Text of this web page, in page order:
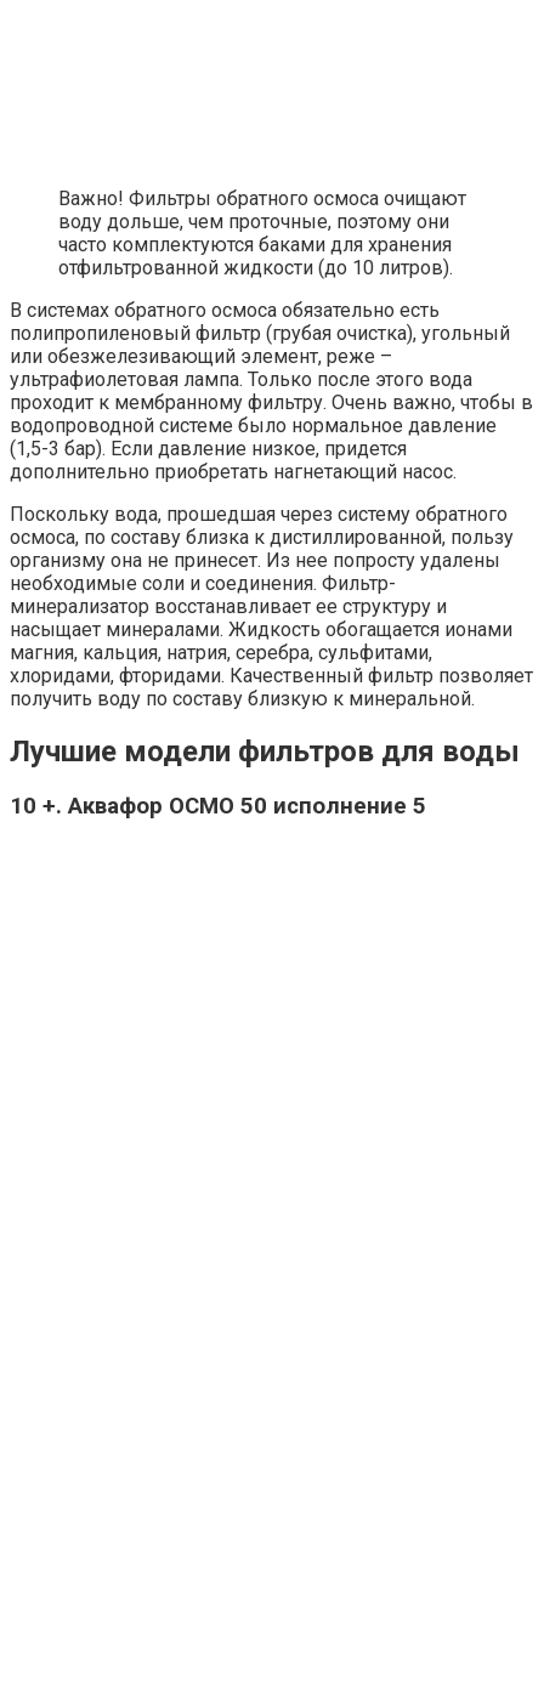
Важно! Фильтры обратного осмоса очищают
воду дольше, чем проточные, поэтому они
часто комплектуются баками для хранения
отфильтрованной жидкости (до 10 литров).
В системах обратного осмоса обязательно есть
полипропиленовый фильтр (грубая очистка), угольный
или обезжелезивающий элемент, реже –
ультрафиолетовая лампа. Только после этого вода
проходит к мембранному фильтру. Очень важно, чтобы в
водопроводной системе было нормальное давление
(1,5-3 бар). Если давление низкое, придется
дополнительно приобретать нагнетающий насос.
Поскольку вода, прошедшая через систему обратного
осмоса, по составу близка к дистиллированной, пользу
организму она не принесет. Из нее попросту удалены
необходимые соли и соединения. Фильтр-
минерализатор восстанавливает ее структуру и
насыщает минералами. Жидкость обогащается ионами
магния, кальция, натрия, серебра, сульфитами,
хлоридами, фторидами. Качественный фильтр позволяет
получить воду по составу близкую к минеральной.
Лучшие модели фильтров для воды
10 +. Аквафор ОСМО 50 исполнение 5